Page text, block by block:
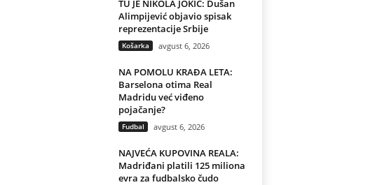
TU JE NIKOLA JOKIĆ: Dušan
Alimpijević objavio spisak
reprezentacije Srbije
Košarka avgust 6, 2026
NA POMOLU KRAĐA LETA:
Barselona otima Real
Madridu već viđeno
pojačanje?
Fudbal avgust 6, 2026
NAJVEĆA KUPOVINA REALA:
Madriđani platili 125 miliona
evra za fudbalsko čudo